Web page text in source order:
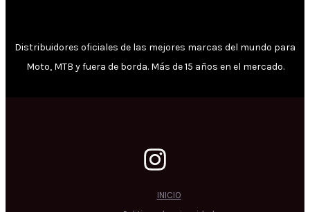
Distribuidores oficiales de las mejores marcas del mundo para
Moto, MTB y fuera de borda. Más de 15 años en el mercado.
INICIO